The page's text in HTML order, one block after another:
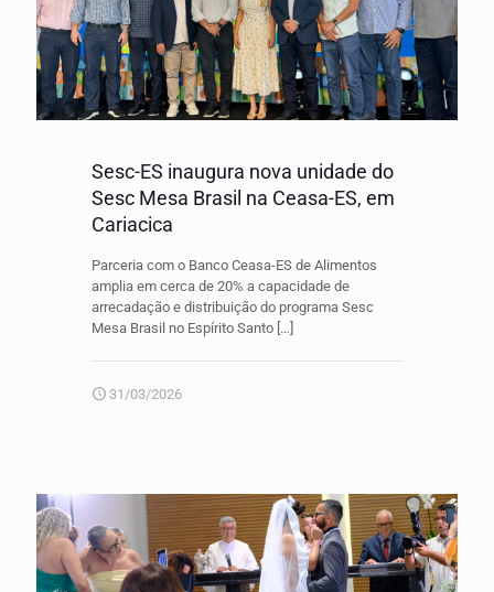
Sesc-ES inaugura nova unidade do
Sesc Mesa Brasil na Ceasa-ES, em
Cariacica
Parceria com o Banco Ceasa-ES de Alimentos
amplia em cerca de 20% a capacidade de
arrecadação e distribuição do programa Sesc
Mesa Brasil no Espírito Santo […]
31/03/2026